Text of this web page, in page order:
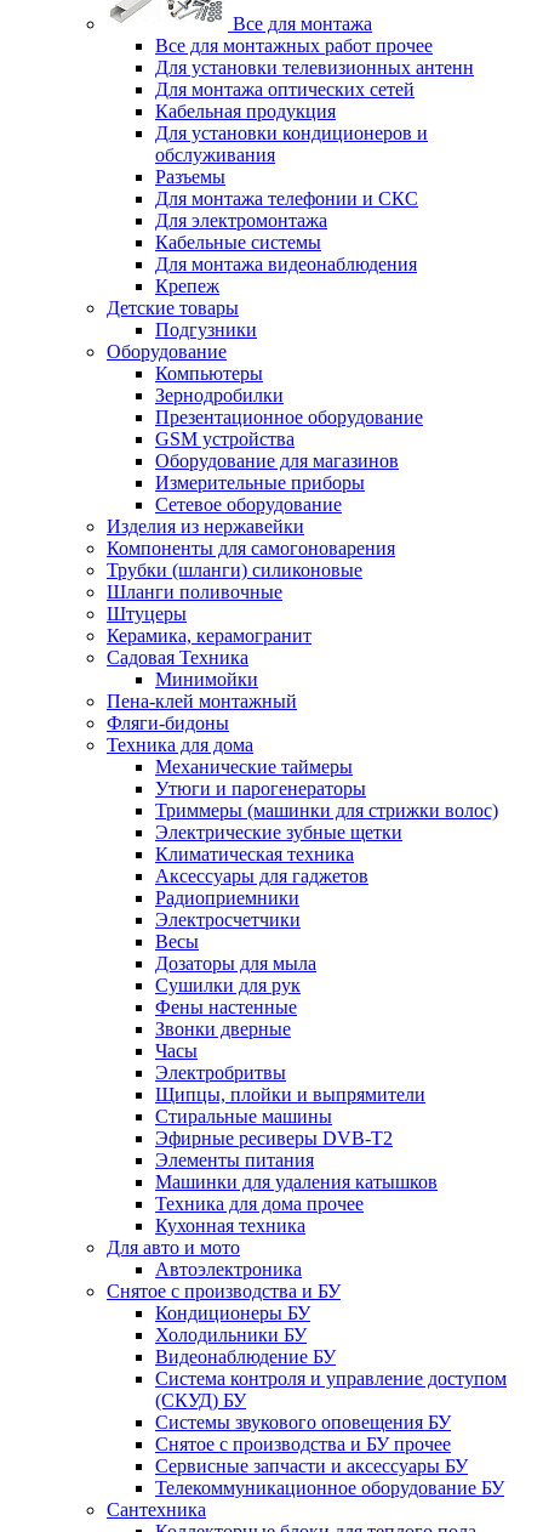
Все для монтажа
Все для монтажных работ прочее
Для установки телевизионных антенн
Для монтажа оптических сетей
Кабельная продукция
Для установки кондиционеров и
обслуживания
Разъемы
Для монтажа телефонии и СКС
Для электромонтажа
Кабельные системы
Для монтажа видеонаблюдения
Крепеж
Детские товары
Подгузники
Оборудование
Компьютеры
Зернодробилки
Презентационное оборудование
GSM устройства
Оборудование для магазинов
Измерительные приборы
Сетевое оборудование
Изделия из нержавейки
Компоненты для самогоноварения
Трубки (шланги) силиконовые
Шланги поливочные
Штуцеры
Керамика, керамогранит
Садовая Техника
Минимойки
Пена-клей монтажный
Фляги-бидоны
Техника для дома
Механические таймеры
Утюги и парогенераторы
Триммеры (машинки для стрижки волос)
Электрические зубные щетки
Климатическая техника
Аксессуары для гаджетов
Радиоприемники
Электросчетчики
Весы
Дозаторы для мыла
Сушилки для рук
Фены настенные
Звонки дверные
Часы
Электробритвы
Щипцы, плойки и выпрямители
Стиральные машины
Эфирные ресиверы DVB-T2
Элементы питания
Машинки для удаления катышков
Техника для дома прочее
Кухонная техника
Для авто и мото
Автоэлектроника
Снятое с производства и БУ
Кондиционеры БУ
Холодильники БУ
Видеонаблюдение БУ
Система контроля и управление доступом
(СКУД) БУ
Системы звукового оповещения БУ
Снятое с производства и БУ прочее
Сервисные запчасти и аксессуары БУ
Телекоммуникационное оборудование БУ
Сантехника